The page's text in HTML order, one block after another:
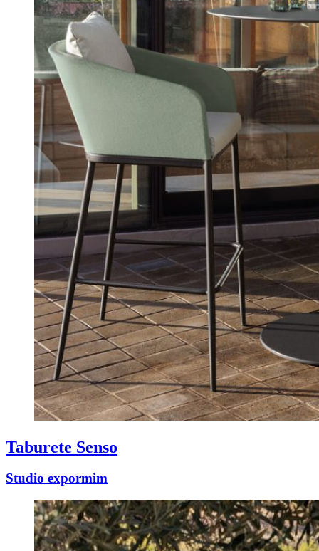
Taburete Senso
Studio expormim